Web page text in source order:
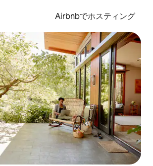
Airbnbでホスティング